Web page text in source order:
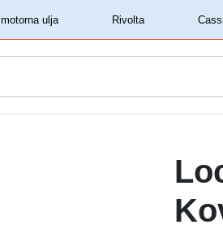
‏‏‎ ‎Rivolta‏‏‎ ‎